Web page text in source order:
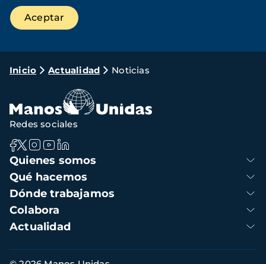
Ruta
navegación
Inicio Actualidad Noticias
Navegación
principal
Quienes somos
Qué hacemos
Dónde trabajamos
Colabora
Actualidad
Redes sociales